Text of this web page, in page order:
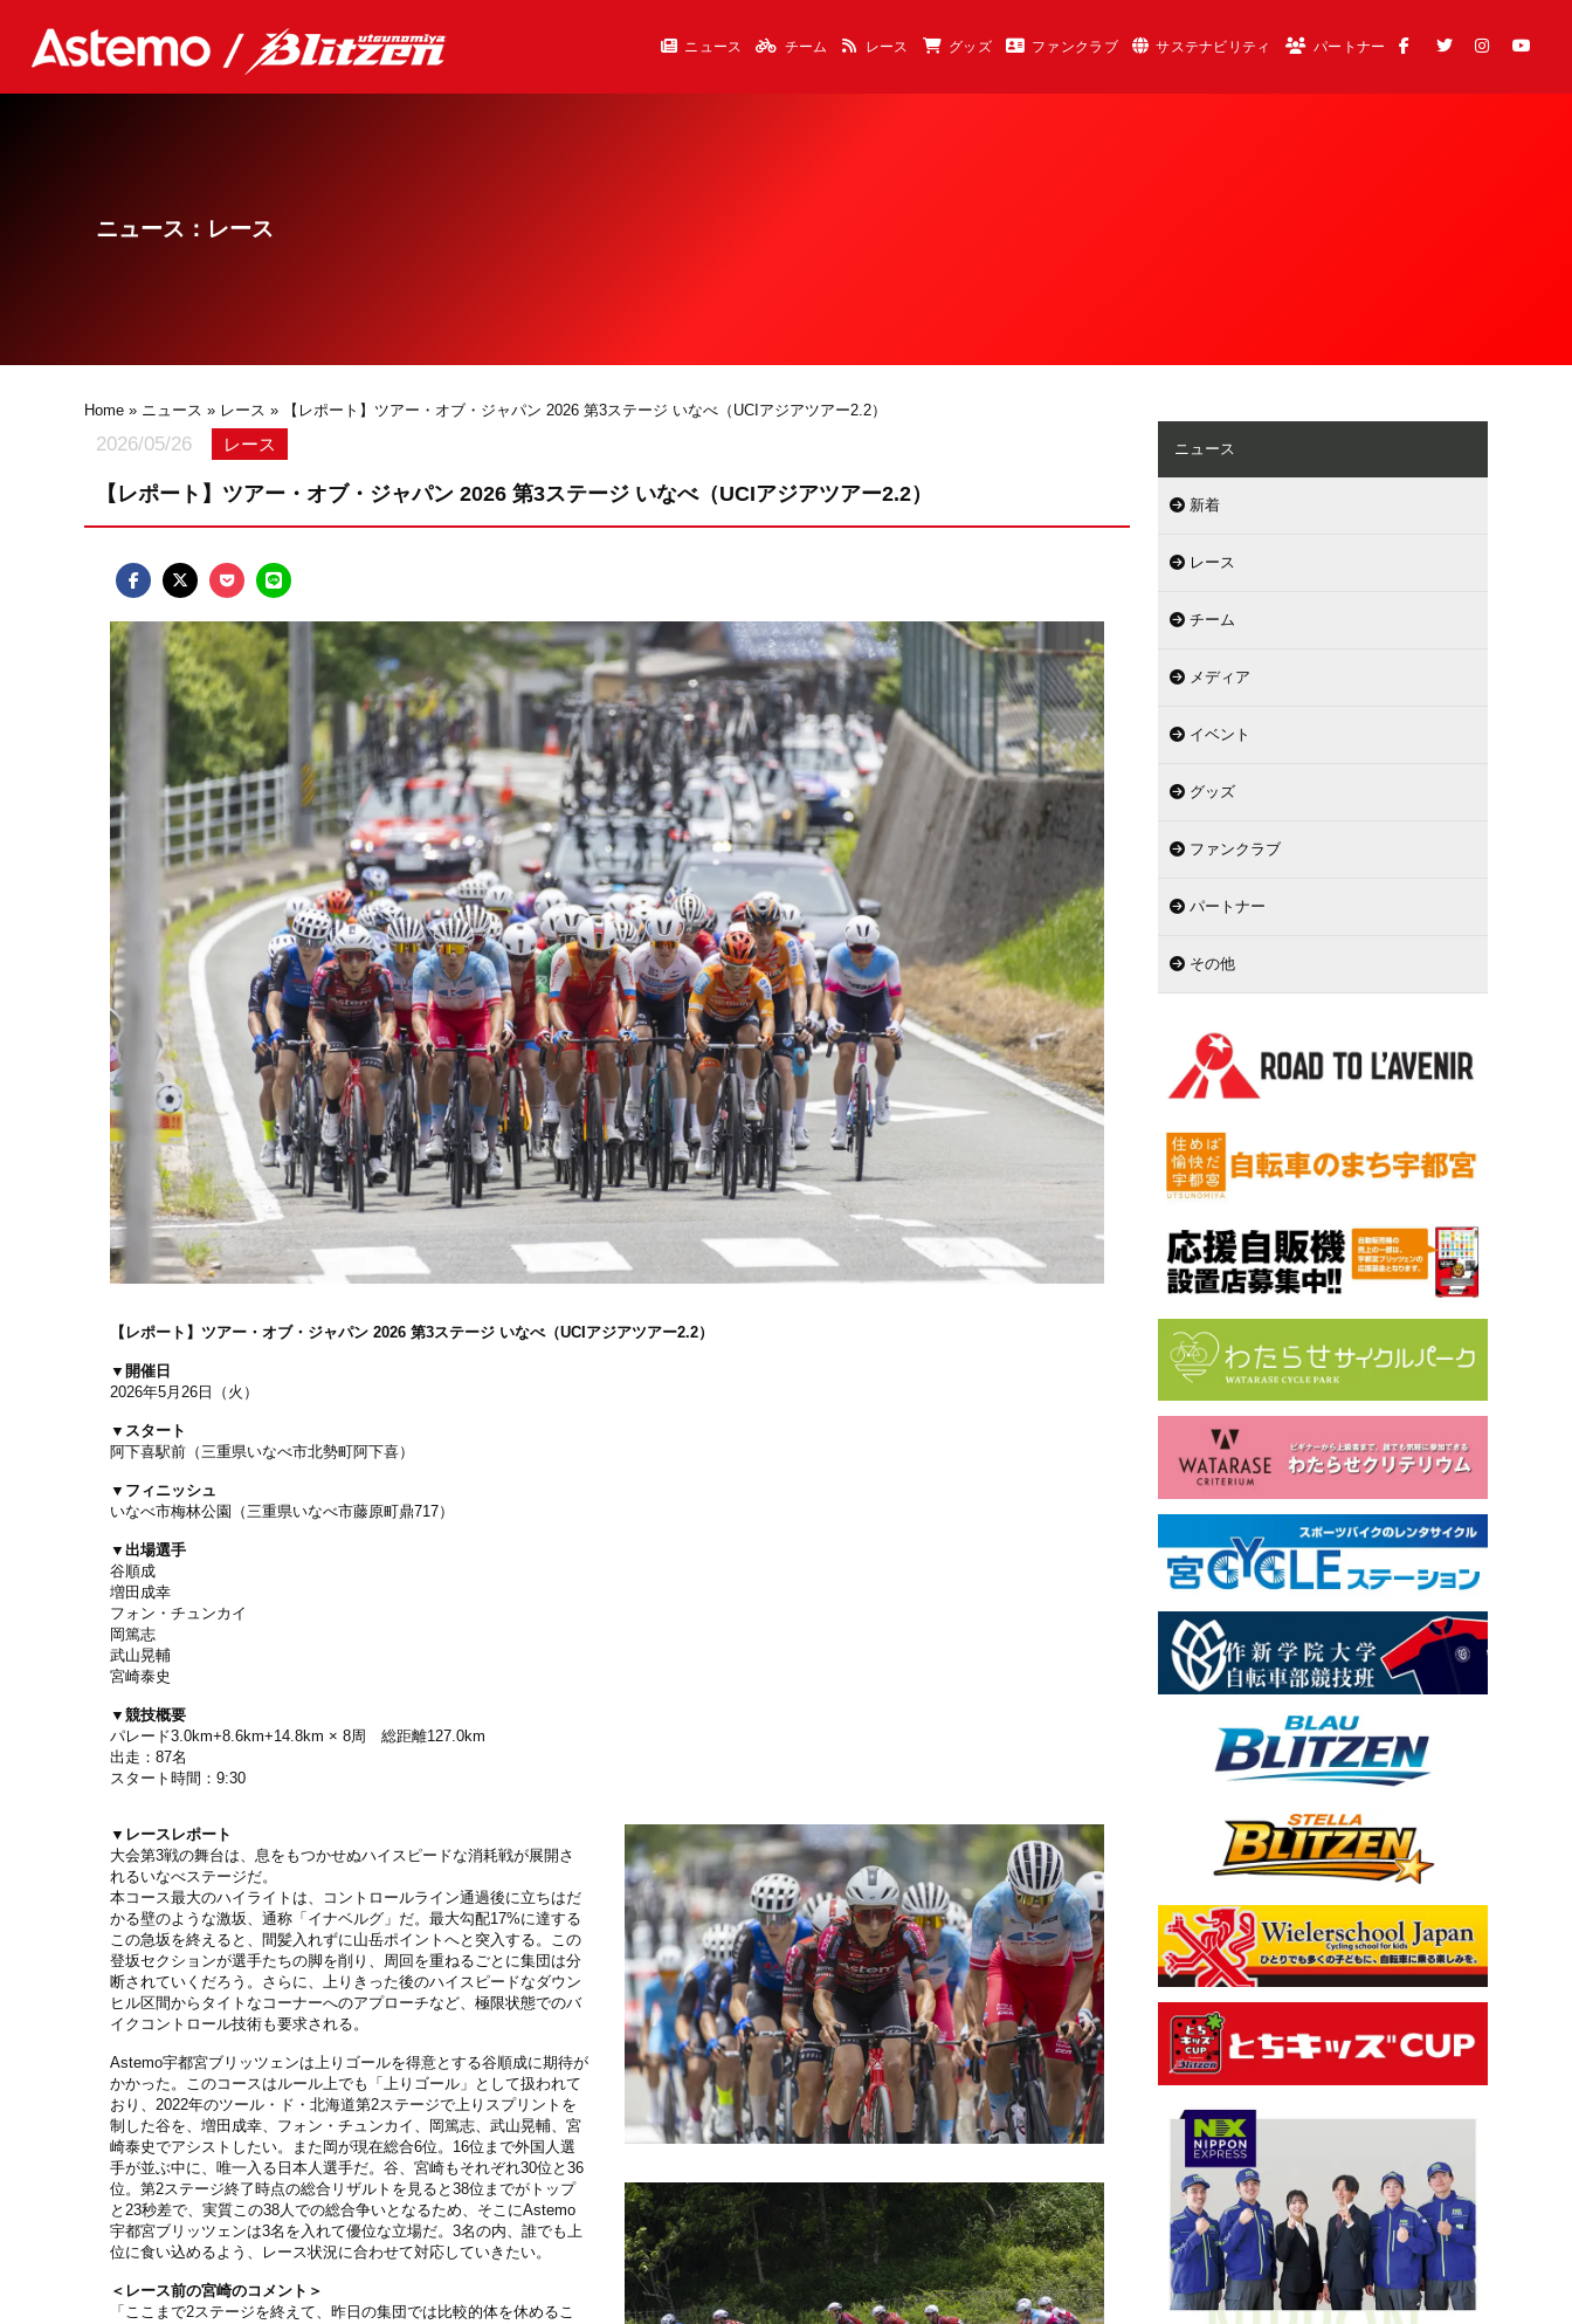
ニュース チーム レース グッズ ファンクラブ サステナビリティ パートナー
ニュース：レース
Home » ニュース » レース » 【レポート】ツアー・オブ・ジャパン 2026 第3ステージ いなべ（UCIアジアツアー2.2）
2026/05/26 レース
【レポート】ツアー・オブ・ジャパン 2026 第3ステージ いなべ（UCIアジアツアー2.2）
【レポート】ツアー・オブ・ジャパン 2026 第3ステージ いなべ（UCIアジアツアー2.2）
▼開催日
2026年5月26日（火）
▼スタート
阿下喜駅前（三重県いなべ市北勢町阿下喜）
▼フィニッシュ
いなべ市梅林公園（三重県いなべ市藤原町鼎717）
▼出場選手
谷順成
増田成幸
フォン・チュンカイ
岡篤志
武山晃輔
宮崎泰史
▼競技概要
パレード3.0km+8.6km+14.8km × 8周 総距離127.0km
出走：87名
スタート時間：9:30
▼レースレポート
大会第3戦の舞台は、息をもつかせぬハイスピードな消耗戦が展開さ
れるいなべステージだ。
本コース最大のハイライトは、コントロールライン通過後に立ちはだ
かる壁のような激坂、通称「イナベルグ」だ。最大勾配17%に達する
この急坂を終えると、間髪入れずに山岳ポイントへと突入する。この
登坂セクションが選手たちの脚を削り、周回を重ねるごとに集団は分
断されていくだろう。さらに、上りきった後のハイスピードなダウン
ヒル区間からタイトなコーナーへのアプローチなど、極限状態でのバ
イクコントロール技術も要求される。
Astemo宇都宮ブリッツェンは上りゴールを得意とする谷順成に期待が
かかった。このコースはルール上でも「上りゴール」として扱われて
おり、2022年のツール・ド・北海道第2ステージで上りスプリントを
制した谷を、増田成幸、フォン・チュンカイ、岡篤志、武山晃輔、宮
崎泰史でアシストしたい。また岡が現在総合6位。16位まで外国人選
手が並ぶ中に、唯一入る日本人選手だ。谷、宮崎もそれぞれ30位と36
位。第2ステージ終了時点の総合リザルトを見ると38位までがトップ
と23秒差で、実質この38人での総合争いとなるため、そこにAstemo
宇都宮ブリッツェンは3名を入れて優位な立場だ。3名の内、誰でも上
位に食い込めるよう、レース状況に合わせて対応していきたい。
＜レース前の宮崎のコメント＞
「ここまで2ステージを終えて、昨日の集団では比較的体を休めるこ
ニュース
新着
レース
チーム
メディア
イベント
グッズ
ファンクラブ
パートナー
その他